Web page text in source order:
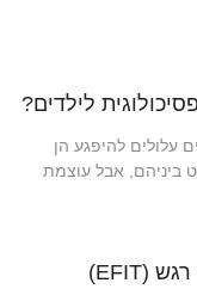
לילדים?
להיפגע הן
ביניהם, אבל עוצמת